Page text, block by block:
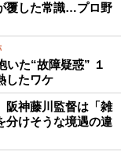
覆した常識…プロ野
いた“故障疑惑” １
したワケ
阪神藤川監督は「雑
けそうな境遇の違